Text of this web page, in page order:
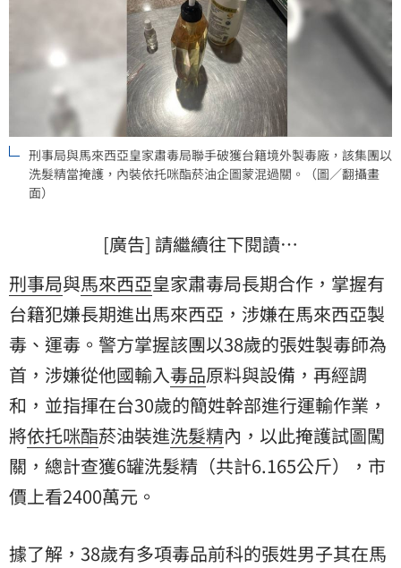
刑事局與馬來西亞皇家肅毒局聯手破獲台籍境外製毒廠，該集團以
洗髮精當掩護，內裝依托咪酯菸油企圖蒙混過關。（圖／翻攝畫
面）
[廣告] 請繼續往下閱讀…
刑事局與馬來西亞皇家肅毒局長期合作，掌握有
台籍犯嫌長期進出馬來西亞，涉嫌在馬來西亞製
毒、運毒。警方掌握該團以38歲的張姓製毒師為
首，涉嫌從他國輸入毒品原料與設備，再經調
和，並指揮在台30歲的簡姓幹部進行運輸作業，
將依托咪酯菸油裝進洗髮精內，以此掩護試圖闖
關，總計查獲6罐洗髮精（共計6.165公斤），市
價上看2400萬元。
據了解，38歲有多項毒品前科的張姓男子其在馬